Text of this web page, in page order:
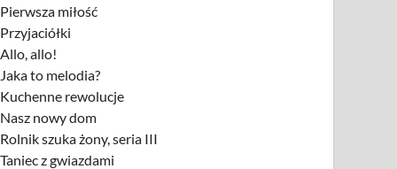
Pierwsza miłość
Przyjaciółki
Allo, allo!
Jaka to melodia?
Kuchenne rewolucje
Nasz nowy dom
Rolnik szuka żony, seria III
Taniec z gwiazdami